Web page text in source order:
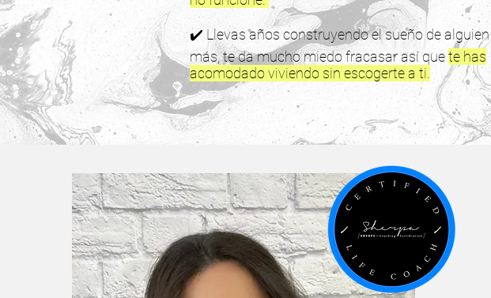
✔️ Llevas años construyendo el sueño de alguien
más, te da mucho miedo fracasar así quete has
acomodado viviendo sin escogerte a ti.